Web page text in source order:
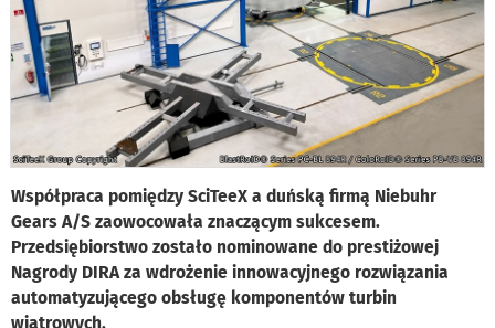
Współpraca pomiędzy SciTeeX a duńską firmą Niebuhr
Gears A/S zaowocowała znaczącym sukcesem.
Przedsiębiorstwo zostało nominowane do prestiżowej
Nagrody DIRA za wdrożenie innowacyjnego rozwiązania
automatyzującego obsługę komponentów turbin
wiatrowych.